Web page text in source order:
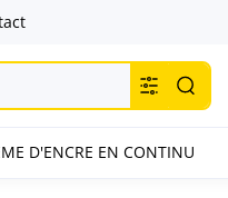
D'ENCRE EN CONTINU